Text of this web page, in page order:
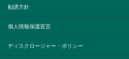
勧誘方針
個人情報保護宣言
ディスクロージャー・ポリシー